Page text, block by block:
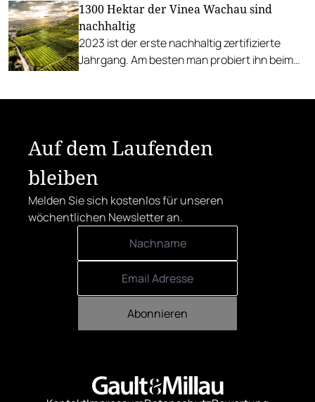
1300 Hektar der Vinea Wachau sind
nachhaltig
2023 ist der erste nachhaltig zertifizierte
Jahrgang. Am besten man probiert ihn beim
Auf dem Laufenden
bleiben
Melden Sie sich kostenlos für unseren
wöchentlichen Newsletter an.
Abonnieren